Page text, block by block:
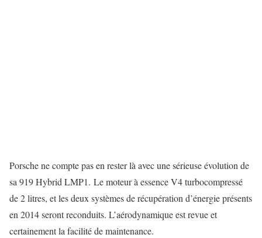
Porsche ne compte pas en rester là avec une sérieuse évolution de
sa 919 Hybrid LMP1. Le moteur à essence V4 turbocompressé
de 2 litres, et les deux systèmes de récupération d’énergie présents
en 2014 seront reconduits. L’aérodynamique est revue et
certainement la facilité de maintenance.